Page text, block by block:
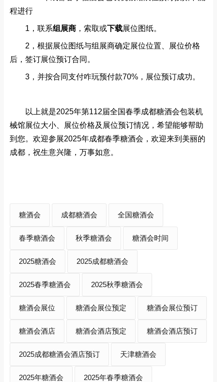
程进行
1，联系组展商 ‍，索取或下载展位图纸。
2，根据展位图纸与组展商确定展位位置、展位价格
后，签订展位预订合同。
3， 并按合同支付咋玩预付款70%，展位预订成功。
以上就是2025年第112届全国春季成都糖酒会包装机
械馆展位大小、展位价格及展位预订情况，希望能够帮助
到您。欢迎参展2025年成都春季糖酒会，欢迎来到美丽的
成都，祝生意兴隆，万事如意。
糖酒会 成都糖酒会 全国糖酒会
春季糖酒会 秋季糖酒会 糖酒会时间
2025糖酒会 2025成都糖酒会
2025春季糖酒会 2025秋季糖酒会
糖酒会展位 糖酒会展位预定 糖酒会展位预订
糖酒会酒店 糖酒会酒店预定 糖酒会酒店预订
2025成都糖酒会酒店预订 天津糖酒会
2025年糖酒会 2025年春季糖酒会